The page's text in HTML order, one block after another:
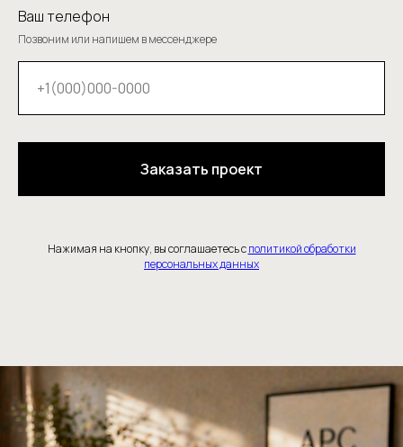
Ваш телефон
Позвоним или напишем в мессенджере
Заказать проект
Нажимая на кнопку, вы соглашаетесь сполитикой обработки
персональных данных